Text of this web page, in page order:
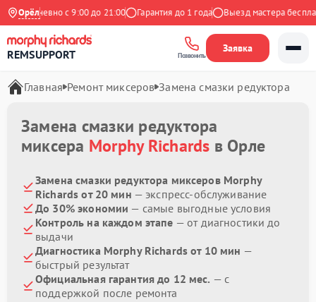
Орёл
Ежедневно с 9:00 до 21:00 Гарантия до 1 года Выезд мастера
REMSUPPORT Позвонить
Заявка
Главная Ремонт миксеров Замена смазки редуктора
Замена смазки редуктора
миксера Morphy Richards в Орле
Замена смазки редуктора миксеров Morphy
Richards от 20 мин — экспресс-обслуживание
До 30% экономии — самые выгодные условия
Контроль на каждом этапе — от диагностики до
выдачи
Диагностика Morphy Richards от 10 мин —
быстрый результат
Официальная гарантия до 12 мес. — с
поддержкой после ремонта